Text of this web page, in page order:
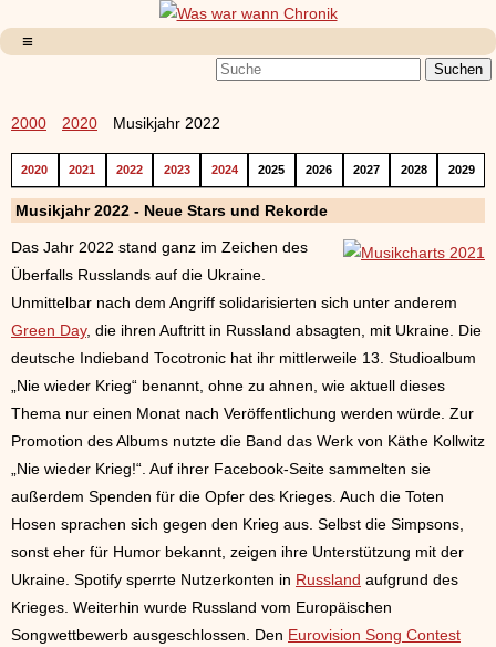
2000 2020 Musikjahr 2022
2020 2021 2022 2023 2024 2025 2026 2027 2028 2029
Musikjahr 2022 - Neue Stars und Rekorde
Das Jahr 2022 stand ganz im Zeichen des
Überfalls Russlands auf die Ukraine.
Unmittelbar nach dem Angriff solidarisierten sich unter anderem
Green Day, die ihren Auftritt in Russland absagten, mit Ukraine. Die
deutsche Indieband Tocotronic hat ihr mittlerweile 13. Studioalbum
„Nie wieder Krieg“ benannt, ohne zu ahnen, wie aktuell dieses
Thema nur einen Monat nach Veröffentlichung werden würde. Zur
Promotion des Albums nutzte die Band das Werk von Käthe Kollwitz
„Nie wieder Krieg!“. Auf ihrer Facebook-Seite sammelten sie
außerdem Spenden für die Opfer des Krieges. Auch die Toten
Hosen sprachen sich gegen den Krieg aus. Selbst die Simpsons,
sonst eher für Humor bekannt, zeigen ihre Unterstützung mit der
Ukraine. Spotify sperrte Nutzerkonten in Russland aufgrund des
Krieges. Weiterhin wurde Russland vom Europäischen
Songwettbewerb ausgeschlossen. Den Eurovision Song Contest